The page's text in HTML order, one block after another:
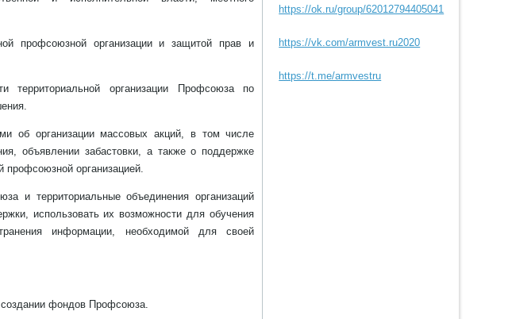
профсоюзной организации и защитой прав и
территориальной организации Профсоюза по
об организации массовых акций, в том числе
объявлении забастовки, а также о поддержке
организацией.
и территориальные объединения организаций
использовать их возможности для обучения
информации, необходимой для своей
создании фондов Профсоюза.
https://ok.ru/group/62012794405041
https://vk.com/armvest.ru2020
https://t.me/armvestru